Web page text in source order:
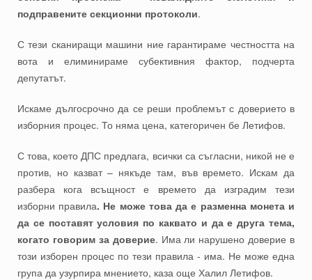
подправените секционни протоколи.
С тези сканиращи машини ние гарантираме честността на
вота и елиминираме субективния фактор, подчерта
депутатът.
Искаме дългосрочно да се реши проблемът с доверието в
изборния процес. То няма цена, категоричен бе Летифов.
С това, което ДПС предлага, всички са съгласни, никой не е
против, но казват – някъде там, във времето. Искам да
разбера кога всъщност е времето да изградим тези
изборни правила. Не може това да е разменна монета и
да се поставят условия по каквато и да е друга тема,
когато говорим за доверие. Има ли нарушено доверие в
този изборен процес по тези правила - има. Не може една
група да узурпира мнението, каза още Халил Летифов.